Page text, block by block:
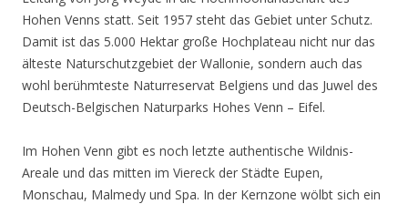
Hohen Venns statt. Seit 1957 steht das Gebiet unter Schutz.
Damit ist das 5.000 Hektar große Hochplateau nicht nur das
älteste Naturschutzgebiet der Wallonie, sondern auch das
wohl berühmteste Naturreservat Belgiens und das Juwel des
Deutsch-Belgischen Naturparks Hohes Venn – Eifel.
Im Hohen Venn gibt es noch letzte authentische Wildnis-
Areale und das mitten im Viereck der Städte Eupen,
Monschau, Malmedy und Spa. In der Kernzone wölbt sich ein